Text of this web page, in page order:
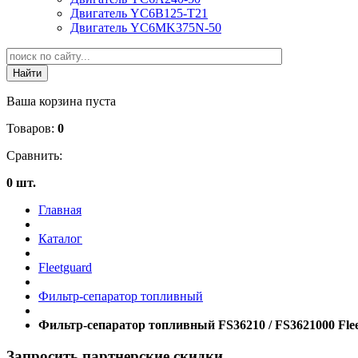
Двигатель YC6B125-T21
Двигатель YC6MK375N-50
Ваша корзина пуста
Товаров: 0
Сравнить:
0 шт.
Главная
Каталог
Fleetguard
Фильтр-сепаратор топливный
Фильтр-сепаратор топливный FS36210 / FS3621000